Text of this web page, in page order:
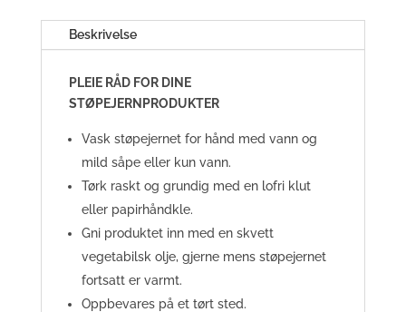
Beskrivelse
PLEIE RÅD FOR DINE
STØPEJERNPRODUKTER
Vask støpejernet for hånd med vann og
mild såpe eller kun vann.
Tørk raskt og grundig med en lofri klut
eller papirhåndkle.
Gni produktet inn med en skvett
vegetabilsk olje, gjerne mens støpejernet
fortsatt er varmt.
Oppbevares på et tørt sted.